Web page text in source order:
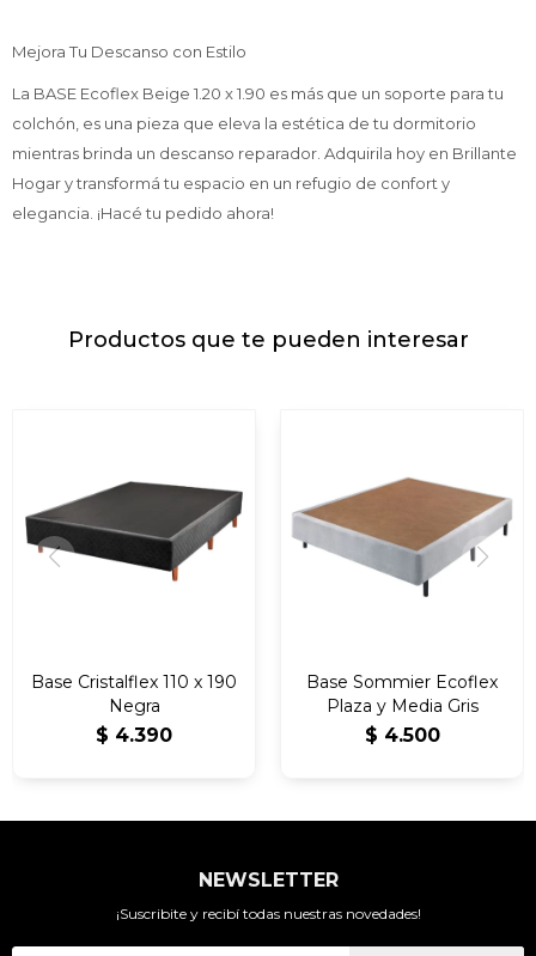
Mejora Tu Descanso con Estilo
La BASE Ecoflex Beige 1.20 x 1.90 es más que un soporte para tu
colchón, es una pieza que eleva la estética de tu dormitorio
mientras brinda un descanso reparador. Adquirila hoy en Brillante
Hogar y transformá tu espacio en un refugio de confort y
elegancia. ¡Hacé tu pedido ahora!
Productos que te pueden interesar
Base Cristalflex 110 x 190
Negra
$ 4.390
Base Sommier Ecoflex
Plaza y Media Gris
$ 4.500
NEWSLETTER
¡Suscribite y recibí todas nuestras novedades!